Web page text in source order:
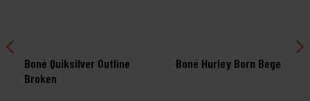
Boné Quiksilver Outline
Broken
Boné Hurley Born Bege